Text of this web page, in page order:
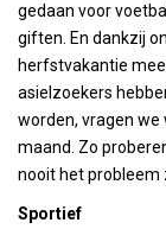
gedaan voor
giften. En dankzij
herfstvakantie
asielzoekers
worden, vragen we
maand. Zo
nooit het probleem
Sportief